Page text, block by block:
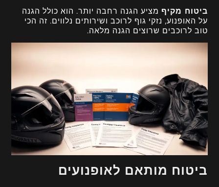
ביטוח מקיף מציע הגנה רחבה יותר. הוא כולל הגנה
על האופנוע, נזקי גוף לרוכב ושירותים נלווים. זה הכי
טוב לרוכבים שרוצים הגנה מלאה.
ביטוח מותאם לאופנועים